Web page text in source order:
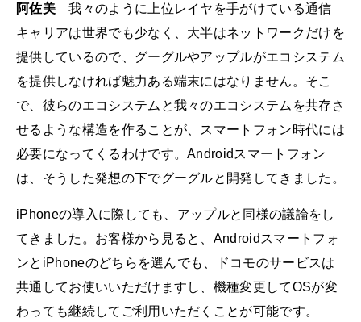
阿佐美我々のように上位レイヤを手がけている通信
キャリアは世界でも少なく、大半はネットワークだけを
提供しているので、グーグルやアップルがエコシステム
を提供しなければ魅力ある端末にはなりません。そこ
で、彼らのエコシステムと我々のエコシステムを共存さ
せるような構造を作ることが、スマートフォン時代には
必要になってくるわけです。Androidスマートフォン
は、そうした発想の下でグーグルと開発してきました。
iPhoneの導入に際しても、アップルと同様の議論をし
てきました。お客様から見ると、Androidスマートフォ
ンとiPhoneのどちらを選んでも、ドコモのサービスは
共通してお使いいただけますし、機種変更してOSが変
わっても継続してご利用いただくことが可能です。